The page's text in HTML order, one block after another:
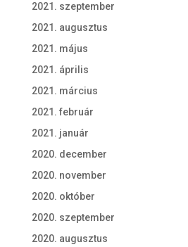
2021. szeptember
2021. augusztus
2021. május
2021. április
2021. március
2021. február
2021. január
2020. december
2020. november
2020. október
2020. szeptember
2020. augusztus